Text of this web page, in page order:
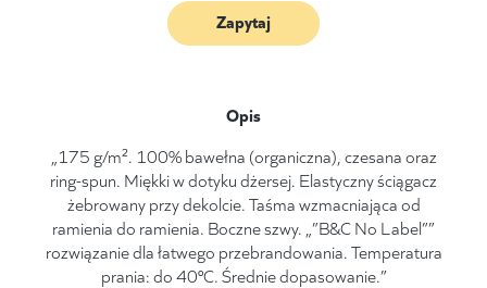
Zapytaj
Opis
„175 g/m². 100% bawełna (organiczna), czesana oraz
ring-spun. Miękki w dotyku dżersej. Elastyczny ściągacz
żebrowany przy dekolcie. Taśma wzmacniająca od
ramienia do ramienia. Boczne szwy. „”B&C No Label””
rozwiązanie dla łatwego przebrandowania. Temperatura
prania: do 40°C. Średnie dopasowanie.”